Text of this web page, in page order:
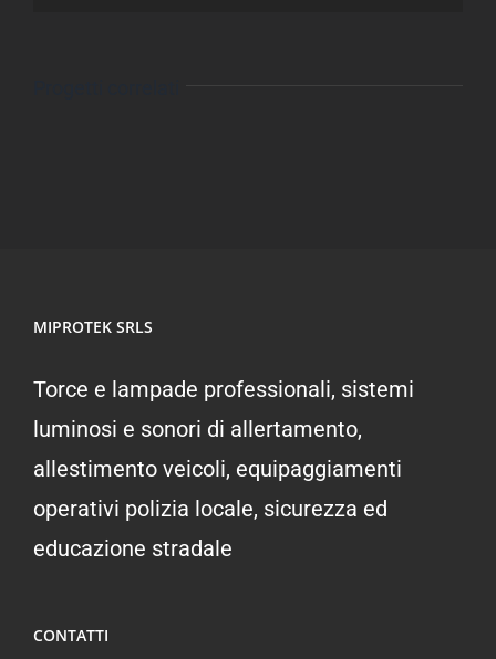
MIPROTEK SRLS
Torce e lampade professionali, sistemi
luminosi e sonori di allertamento,
allestimento veicoli, equipaggiamenti
operativi polizia locale, sicurezza ed
educazione stradale
CONTATTI